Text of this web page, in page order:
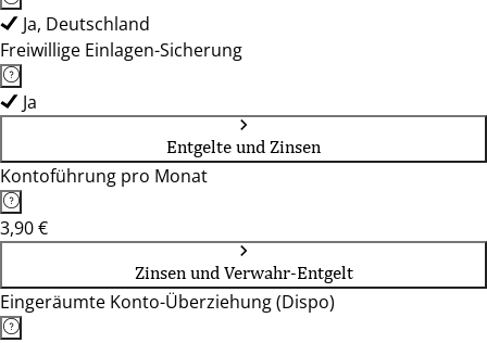
Ja, Deutschland
Freiwillige Einlagen-Sicherung
Ja
Entgelte und Zinsen
Kontoführung pro Monat
3,90 €
Zinsen und Verwahr-Entgelt
Eingeräumte Konto-Überziehung (Dispo)